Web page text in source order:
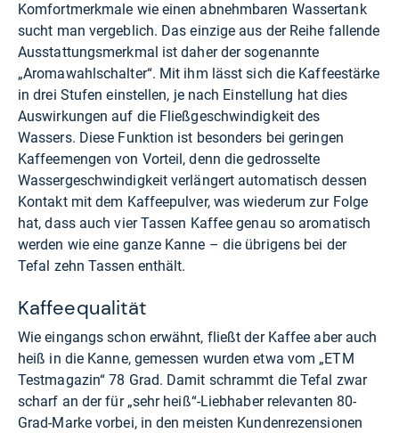
Komfortmerkmale wie einen abnehmbaren Wassertank
sucht man vergeblich. Das einzige aus der Reihe fallende
Ausstattungsmerkmal ist daher der sogenannte
„Aromawahlschalter“. Mit ihm lässt sich die Kaffeestärke
in drei Stufen einstellen, je nach Einstellung hat dies
Auswirkungen auf die Fließgeschwindigkeit des
Wassers. Diese Funktion ist besonders bei geringen
Kaffeemengen von Vorteil, denn die gedrosselte
Wassergeschwindigkeit verlängert automatisch dessen
Kontakt mit dem Kaffeepulver, was wiederum zur Folge
hat, dass auch vier Tassen Kaffee genau so aromatisch
werden wie eine ganze Kanne – die übrigens bei der
Tefal zehn Tassen enthält.
Kaffeequalität
Wie eingangs schon erwähnt, fließt der Kaffee aber auch
heiß in die Kanne, gemessen wurden etwa vom „ETM
Testmagazin“ 78 Grad. Damit schrammt die Tefal zwar
scharf an der für „sehr heiß“-Liebhaber relevanten 80-
Grad-Marke vorbei, in den meisten Kundenrezensionen